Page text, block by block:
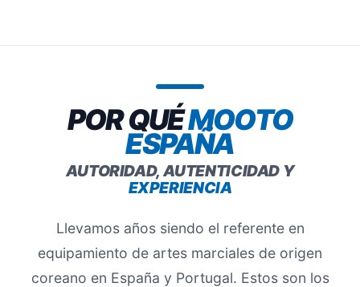
POR QUÉMOOTO
ESPAÑA
AUTORIDAD, AUTENTICIDAD Y
EXPERIENCIA
Llevamos años siendo el referente en
equipamiento de artes marciales de origen
coreano en España y Portugal. Estos son los